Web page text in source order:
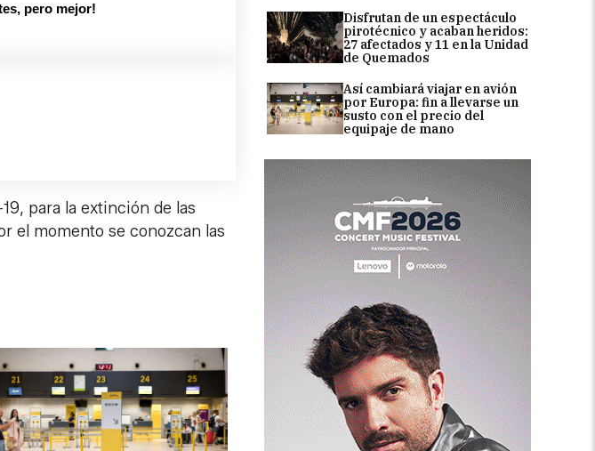
Disfrutan de un espectáculo
pirotécnico y acaban heridos:
27 afectados y 11 en la Unidad
de Quemados
Así cambiará viajar en avión
por Europa: fin a llevarse un
susto con el precio del
equipaje de mano
pero mejor!
para la extinción de las
el momento se conozcan las